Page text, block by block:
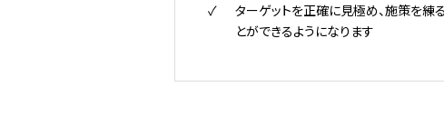
ターゲットを正確に見極め、施策を練
とができるようになります